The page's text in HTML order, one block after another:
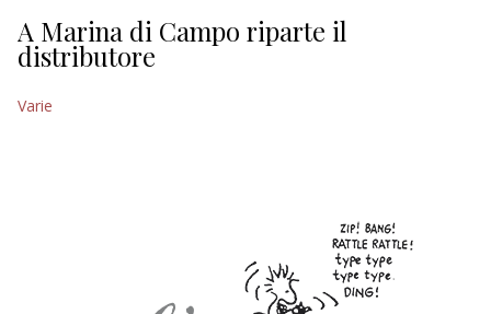
NAUTICA
EDITORIALI
A Marina di Campo riparte il
distributore
Varie